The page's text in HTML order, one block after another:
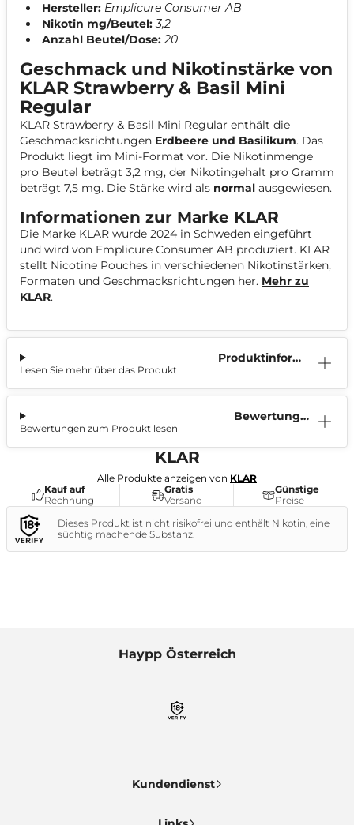
Hersteller: Emplicure Consumer AB
Nikotin mg/Beutel: 3,2
Anzahl Beutel/Dose: 20
Geschmack und Nikotinstärke von
KLAR Strawberry & Basil Mini
Regular
KLAR Strawberry & Basil Mini Regular enthält die
Geschmacksrichtungen Erdbeere und Basilikum. Das
Produkt liegt im Mini-Format vor. Die Nikotinmenge
pro Beutel beträgt 3,2 mg, der Nikotingehalt pro Gramm
beträgt 7,5 mg. Die Stärke wird als normal ausgewiesen.
Informationen zur Marke KLAR
Die Marke KLAR wurde 2024 in Schweden eingeführt
und wird von Emplicure Consumer AB produziert. KLAR
stellt Nicotine Pouches in verschiedenen Nikotinstärken,
Formaten und Geschmacksrichtungen her. Mehr zu
KLAR.
Produktinform
Lesen Sie mehr über das Produkt
Bewertunge
Bewertungen zum Produkt lesen
KLAR
Alle Produkte anzeigen von KLAR
Kauf auf
Rechnung
Gratis
Versand
Günstige
Preise
Dieses Produkt ist nicht risikofrei und enthält Nikotin, eine
süchtig machende Substanz.
Haypp Österreich
Kundendienst